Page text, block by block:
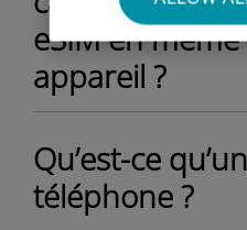
eSIM en
appareil ?
Qu’est-ce
téléphone ?